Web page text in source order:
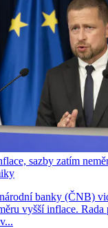
sazby zatím
banky (ČNB)
vyšší inflace. Rada